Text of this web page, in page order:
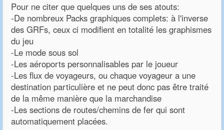
Pour ne citer que quelques uns de ses atouts:
-De nombreux Packs graphiques complets: à l'inverse
des GRFs, ceux ci modifient en totalité les graphismes
du jeu
-Le mode sous sol
-Les aéroports personnalisables par le joueur
-Les flux de voyageurs, ou chaque voyageur a une
destination particulière et ne peut donc pas être traité
de la même manière que la marchandise
-Les sections de routes/chemins de fer qui sont
automatiquement placées.